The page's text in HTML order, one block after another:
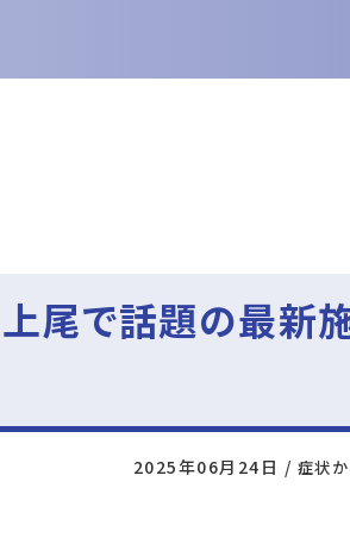
上尾で話題の最新
2025年06月24日 / 症状